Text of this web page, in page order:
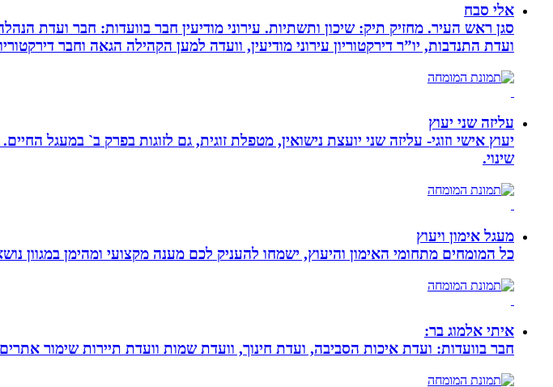
אלי סבח
סגן ראש העיר. מחזיק תיק: שיכון ותשתיות. עירוני מודיעין חבר בוועדות: חבר ועדת
ועדת התנדבות, יו”ר דירקטוריון עירוני מודיעין, וועדה למען הקהילה הגאה וחבר
עליזה שני יעוץ
יעוץ אישי וזוגי- עליזה שני יועצת נישואין, מטפלת זוגית, גם לזוגות בפרק ב` במעגל
שינוי.
מעגל אימון ויעוץ
כל המומחים מתחומי האימון והיעוץ, ישמחו להעניק לכם מענה מקצועי ומהימן במגוון
איתי אלמוג בר:
חבר בוועדות: ועדת איכות הסביבה, ועדת חינוך, וועדת שמות וועדת תיירות שימור